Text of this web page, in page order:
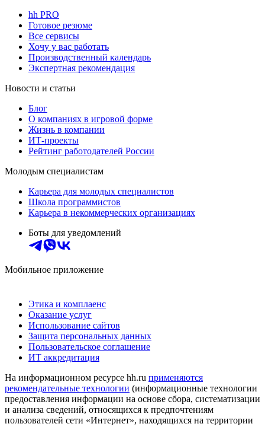
hh PRO
Готовое резюме
Все сервисы
Хочу у вас работать
Производственный календарь
Экспертная рекомендация
Новости и статьи
Блог
О компаниях в игровой форме
Жизнь в компании
ИТ-проекты
Рейтинг работодателей России
Молодым специалистам
Карьера для молодых специалистов
Школа программистов
Карьера в некоммерческих организациях
Боты для уведомлений
Мобильное приложение
Этика и комплаенс
Оказание услуг
Использование сайтов
Защита персональных данных
Пользовательское соглашение
ИТ аккредитация
На информационном ресурсе hh.ru применяются
рекомендательные технологии (информационные технологии
предоставления информации на основе сбора, систематизации
и анализа сведений, относящихся к предпочтениям
пользователей сети «Интернет», находящихся на территории